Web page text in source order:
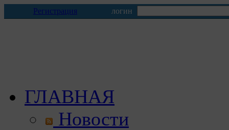
Регистрация логин
ГЛАВНАЯ
Новости